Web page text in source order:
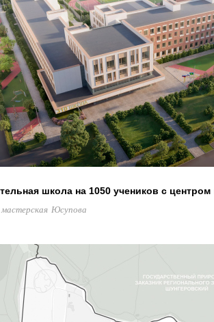
школа на 1050 учеников с центром
Юсупова